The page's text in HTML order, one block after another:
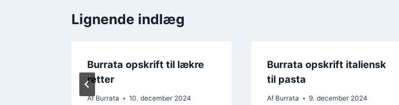
Lignende indlæg
Burrata opskrift til lækre
retter
Af Burrata 10. december 2024
Burrata opskrift italiensk
til pasta
Af Burrata 9. december 2024